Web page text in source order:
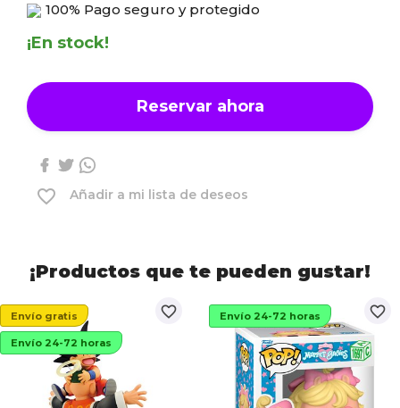
100% Pago seguro y protegido
¡En stock!
Reservar ahora
favorite_border Añadir a mi lista de deseos
¡Productos que te pueden gustar!
favorite_border
Envío gratis
Envío 24-72 horas
favorite_border
Envío 24-72 horas